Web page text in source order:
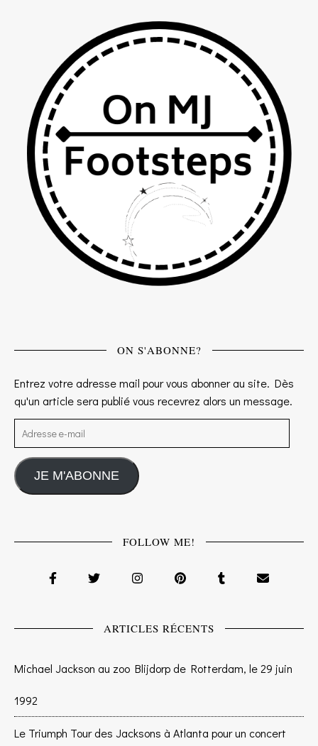
ON S'ABONNE?
Entrez votre adresse mail pour vous abonner au site. Dès
qu'un article sera publié vous recevrez alors un message.
Adresse e-mail
JE M'ABONNE
FOLLOW ME!
ARTICLES RÉCENTS
Michael Jackson au zoo Blijdorp de Rotterdam, le 29 juin
1992
Le Triumph Tour des Jacksons à Atlanta pour un concert